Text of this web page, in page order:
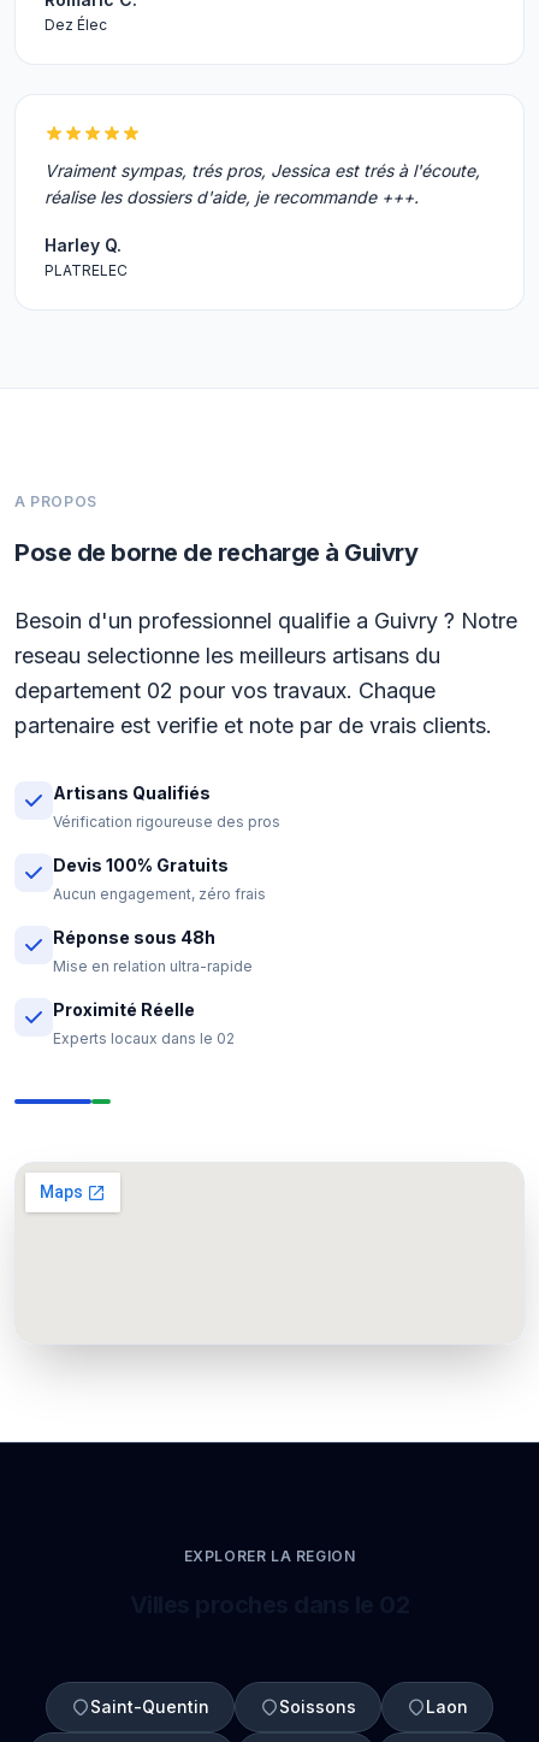
Dez Élec
Vraiment sympas, trés pros, Jessica est trés à l'écoute,
réalise les dossiers d'aide, je recommande +++.
Harley Q.
PLATRELEC
A PROPOS
Pose de borne de recharge à Guivry
Besoin d'un professionnel qualifie a Guivry ? Notre
reseau selectionne les meilleurs artisans du
departement 02 pour vos travaux. Chaque
partenaire est verifie et note par de vrais clients.
Artisans Qualifiés
Vérification rigoureuse des pros
Devis 100% Gratuits
Aucun engagement, zéro frais
Réponse sous 48h
Mise en relation ultra-rapide
Proximité Réelle
Experts locaux dans le 02
EXPLORER LA REGION
Saint-Quentin Soissons Laon